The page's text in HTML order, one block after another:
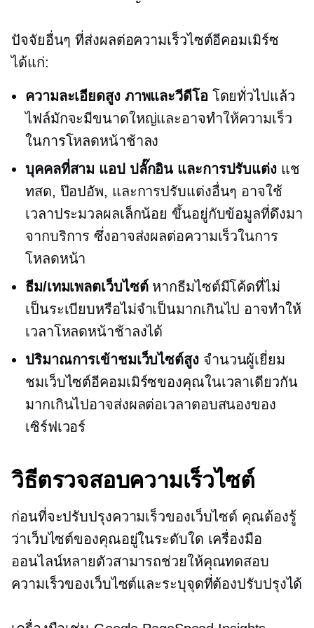
ปัจจัยอื่นๆ ที่ส่งผลต่อความเร็วไซต์อีคอมเมิร์ซ
ได้แก่:
ความละเอียดสูงภาพและวีดีโอ โดยทั่วไปแล้ว
ไฟล์มักจะมีขนาดใหญ่และอาจทำให้ความเร็ว
ในการโหลดหน้าช้าลง
บุคคลที่สาม แอป ปลั๊กอิน และการปรับแต่งแช
ทสด, ป๊อปอัพ, และการปรับแต่งอื่นๆ อาจใช้
เวลาประมวลผลเล็กน้อย ขึ้นอยู่กับข้อมูลที่ดึงมา
จากบริการ ซึ่งอาจส่งผลต่อความเร็วในการ
โหลดหน้า
ธีม/เทมเพลตเว็บไซต์หากธีมไซต์มีโค้ดที่ไม่
เป็นระเบียบหรือไม่จำเป็นมากเกินไป อาจทำให้
เวลาโหลดหน้าช้าลงได้
ปริมาณการเข้าชมเว็บไซต์สูง จำนวนผู้เยี่ยม
ชมเว็บไซต์อีคอมเมิร์ซของคุณในเวลาเดียวกัน
มากเกินไปอาจส่งผลต่อเวลาตอบสนองของ
เซิร์ฟเวอร์
วิธีตรวจสอบความเร็วไซต์
ก่อนที่จะปรับปรุงความเร็วของเว็บไซต์ คุณต้องรู้
ว่าเว็บไซต์ของคุณอยู่ในระดับใด เครื่องมือ
ออนไลน์หลายตัวสามารถช่วยให้คุณทดสอบ
ความเร็วของเว็บไซต์และระบุจุดที่ต้องปรับปรุงได้